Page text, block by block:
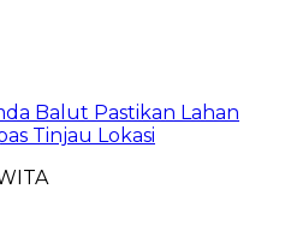
Balut Pastikan Lahan
Tinjau Lokasi